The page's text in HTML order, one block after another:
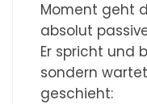
Moment geht
absolut
Er spricht und
sondern
geschieht: